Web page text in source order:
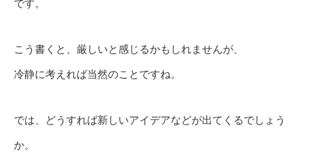
です。
こう書くと、厳しいと感じるかもしれませんが、
冷静に考えれば当然のことですね。
では、どうすれば新しいアイデアなどが出てくるでしょう
か。